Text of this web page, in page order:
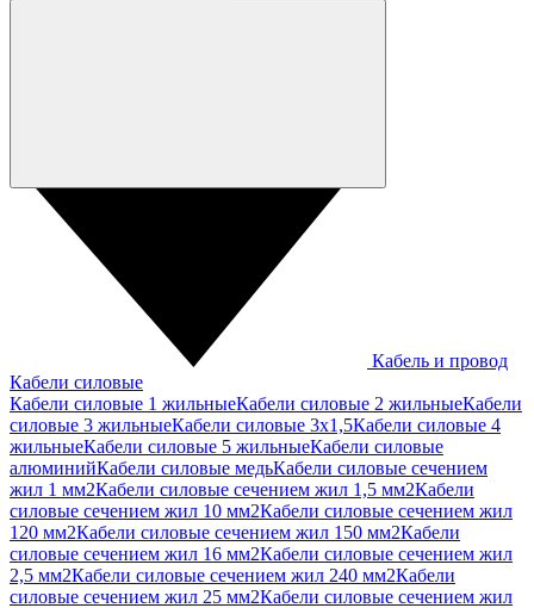
Кабель и провод
Кабели силовые
Кабели силовые 1 жильныеКабели силовые 2 жильныеКабели
силовые 3 жильныеКабели силовые 3х1,5Кабели силовые 4
жильныеКабели силовые 5 жильныеКабели силовые
алюминийКабели силовые медьКабели силовые сечением
жил 1 мм2Кабели силовые сечением жил 1,5 мм2Кабели
силовые сечением жил 10 мм2Кабели силовые сечением жил
120 мм2Кабели силовые сечением жил 150 мм2Кабели
силовые сечением жил 16 мм2Кабели силовые сечением жил
2,5 мм2Кабели силовые сечением жил 240 мм2Кабели
силовые сечением жил 25 мм2Кабели силовые сечением жил